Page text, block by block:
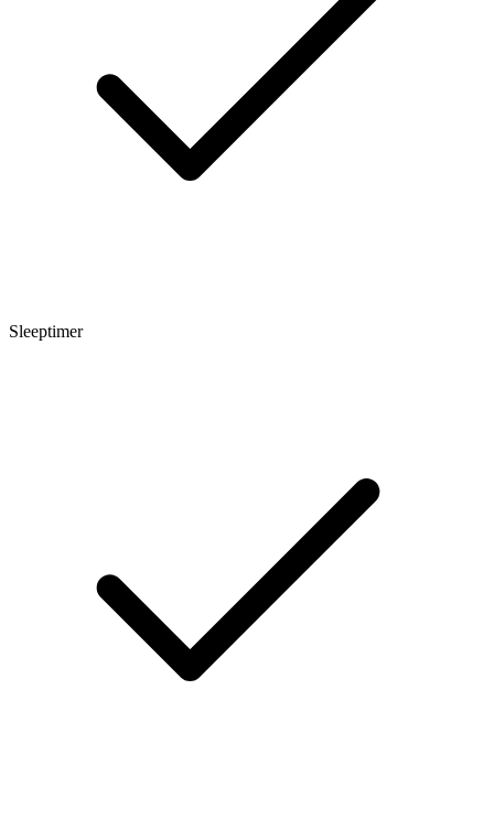
Sleeptimer